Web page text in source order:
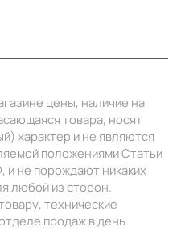
цены, наличие на
товара, носят
характер и не являются
положениями Статьи
и не порождают никаких
любой из сторон.
технические
продаж в день